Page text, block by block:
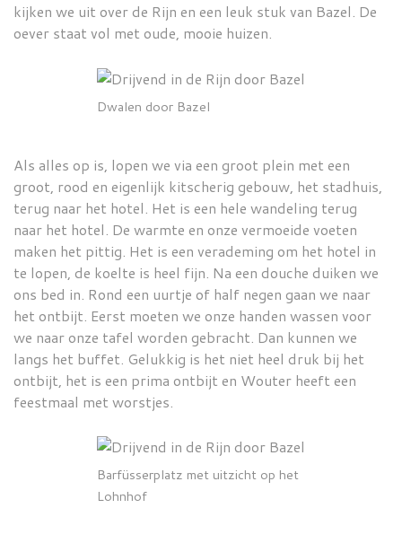
kijken we uit over de Rijn en een leuk stuk van Bazel. De
oever staat vol met oude, mooie huizen.
Dwalen door Bazel
Als alles op is, lopen we via een groot plein met een
groot, rood en eigenlijk kitscherig gebouw, het stadhuis,
terug naar het hotel. Het is een hele wandeling terug
naar het hotel. De warmte en onze vermoeide voeten
maken het pittig. Het is een verademing om het hotel in
te lopen, de koelte is heel fijn. Na een douche duiken we
ons bed in. Rond een uurtje of half negen gaan we naar
het ontbijt. Eerst moeten we onze handen wassen voor
we naar onze tafel worden gebracht. Dan kunnen we
langs het buffet. Gelukkig is het niet heel druk bij het
ontbijt, het is een prima ontbijt en Wouter heeft een
feestmaal met worstjes.
Barfüsserplatz met uitzicht op het
Lohnhof